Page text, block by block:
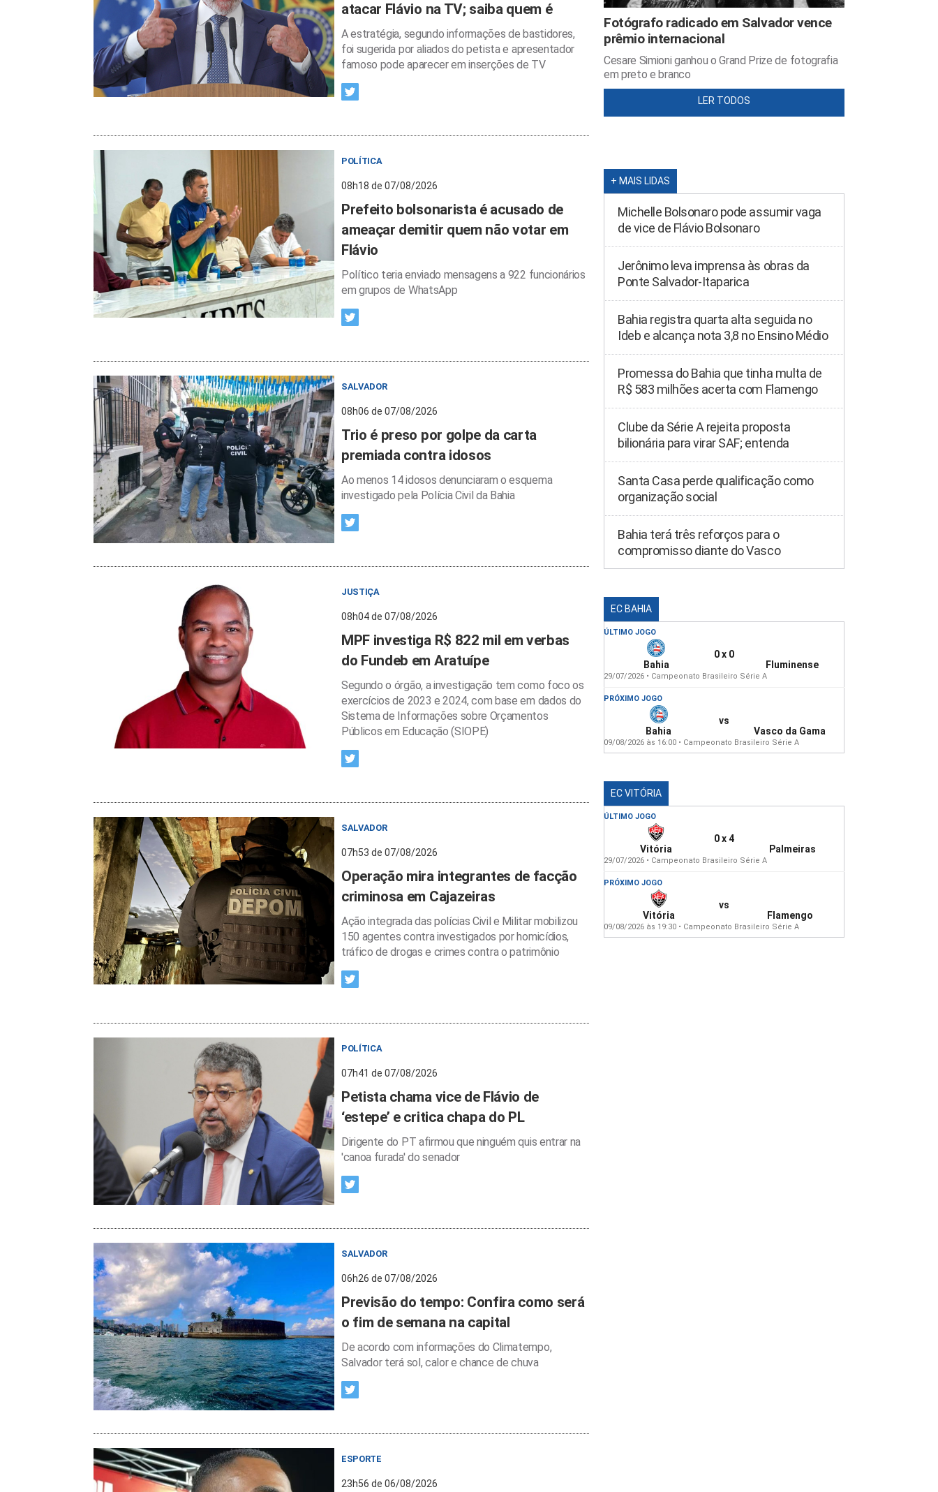
Fotógrafo radicado em Salvador vence
prêmio internacional
Cesare Simioni ganhou o Grand Prize de fotografia
em preto e branco
LER TODOS
atacar Flávio na TV; saiba quem é
A estratégia, segundo informações de bastidores,
foi sugerida por aliados do petista e apresentador
famoso pode aparecer em inserções de TV
POLÍTICA
08h18 de 07/08/2026
Prefeito bolsonarista é acusado de
ameaçar demitir quem não votar em
Flávio
Político teria enviado mensagens a 922 funcionários
em grupos de WhatsApp
SALVADOR
08h06 de 07/08/2026
Trio é preso por golpe da carta
premiada contra idosos
Ao menos 14 idosos denunciaram o esquema
investigado pela Polícia Civil da Bahia
JUSTIÇA
08h04 de 07/08/2026
MPF investiga R$ 822 mil em verbas
do Fundeb em Aratuípe
Segundo o órgão, a investigação tem como foco os
exercícios de 2023 e 2024, com base em dados do
Sistema de Informações sobre Orçamentos
Públicos em Educação (SIOPE)
SALVADOR
07h53 de 07/08/2026
Operação mira integrantes de facção
criminosa em Cajazeiras
Ação integrada das polícias Civil e Militar mobilizou
150 agentes contra investigados por homicídios,
tráfico de drogas e crimes contra o patrimônio
POLÍTICA
07h41 de 07/08/2026
Petista chama vice de Flávio de
‘estepe’ e critica chapa do PL
Dirigente do PT afirmou que ninguém quis entrar na
'canoa furada' do senador
SALVADOR
06h26 de 07/08/2026
Previsão do tempo: Confira como será
o fim de semana na capital
De acordo com informações do Climatempo,
Salvador terá sol, calor e chance de chuva
ESPORTE
23h56 de 06/08/2026
+ MAIS LIDAS
Michelle Bolsonaro pode assumir vaga
de vice de Flávio Bolsonaro
Jerônimo leva imprensa às obras da
Ponte Salvador-Itaparica
Bahia registra quarta alta seguida no
Ideb e alcança nota 3,8 no Ensino Médio
Promessa do Bahia que tinha multa de
R$ 583 milhões acerta com Flamengo
Clube da Série A rejeita proposta
bilionária para virar SAF; entenda
Santa Casa perde qualificação como
organização social
Bahia terá três reforços para o
compromisso diante do Vasco
EC BAHIA
ÚLTIMO JOGO
Bahia
0 x 0
Fluminense
29/07/2026 • Campeonato Brasileiro Série A
PRÓXIMO JOGO
Bahia
vs
Vasco da Gama
09/08/2026 às 16:00 • Campeonato Brasileiro Série A
EC VITÓRIA
ÚLTIMO JOGO
Vitória
0 x 4
Palmeiras
29/07/2026 • Campeonato Brasileiro Série A
PRÓXIMO JOGO
Vitória
vs
Flamengo
09/08/2026 às 19:30 • Campeonato Brasileiro Série A